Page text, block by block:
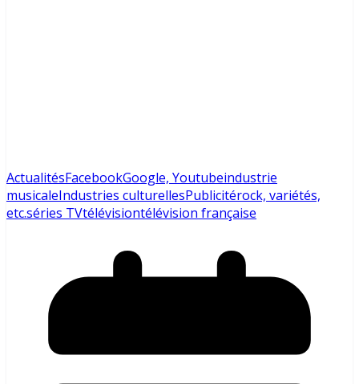
ActualitésFacebookGoogle, Youtubeindustrie
musicaleIndustries culturellesPublicitérock, variétés,
etc.séries TVtélévisiontélévision française